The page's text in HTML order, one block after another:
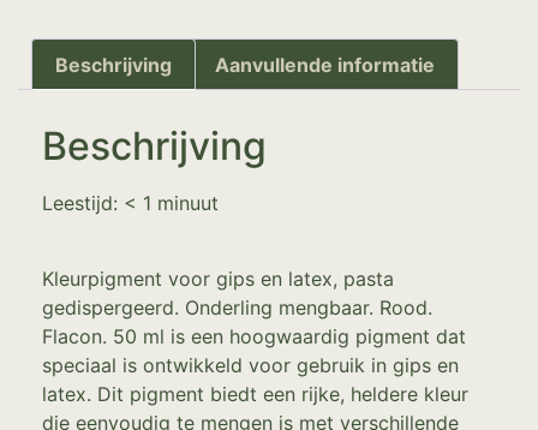
Beschrijving Aanvullende informatie
Beschrijving
Leestijd: < 1 minuut
Kleurpigment voor gips en latex, pasta
gedispergeerd. Onderling mengbaar. Rood.
Flacon. 50 ml is een hoogwaardig pigment dat
speciaal is ontwikkeld voor gebruik in gips en
latex. Dit pigment biedt een rijke, heldere kleur
die eenvoudig te mengen is met verschillende